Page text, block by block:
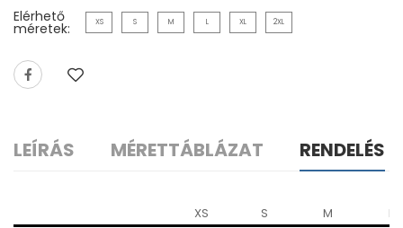
Elérhető
méretek: XS S M L XL 2XL
LEÍRÁS MÉRETTÁBLÁZAT RENDELÉS
XS S M L